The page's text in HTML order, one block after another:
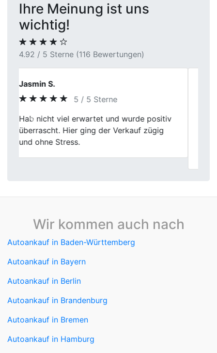
Ihre Meinung ist uns
wichtig!
4.92 / 5 Sterne (116 Bewertungen)
Markus L.
5 / 5 Sterne
Ich habe meinen Gebrauchtwagen dort
verkauft und war mit dem Ablauf sehr
zufrieden. Fahrzeugdaten, Zustand und
Previous
Wir kommen auch nach
Autoankauf in Baden-Württemberg
Autoankauf in Bayern
Autoankauf in Berlin
Autoankauf in Brandenburg
Autoankauf in Bremen
Autoankauf in Hamburg